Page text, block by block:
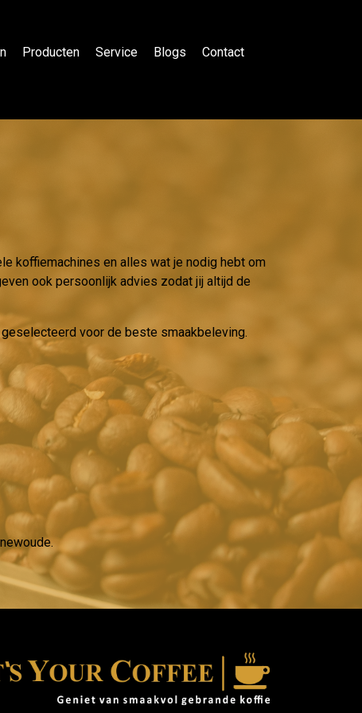
Producten Service Blogs Contact
koffiemachines en alles wat je nodig hebt om
ook persoonlijk advies zodat jij altijd de
voor de beste smaakbeleving.